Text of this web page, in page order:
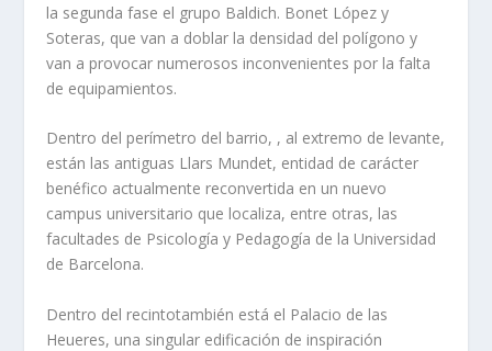
la segunda fase el grupo Baldich. Bonet López y
Soteras, que van a doblar la densidad del polígono y
van a provocar numerosos inconvenientes por la falta
de equipamientos.
Dentro del perímetro del barrio, , al extremo de levante,
están las antiguas Llars Mundet, entidad de carácter
benéfico actualmente reconvertida en un nuevo
campus universitario que localiza, entre otras, las
facultades de Psicología y Pedagogía de la Universidad
de Barcelona.
Dentro del recintotambién está el Palacio de las
Heueres, una singular edificación de inspiración